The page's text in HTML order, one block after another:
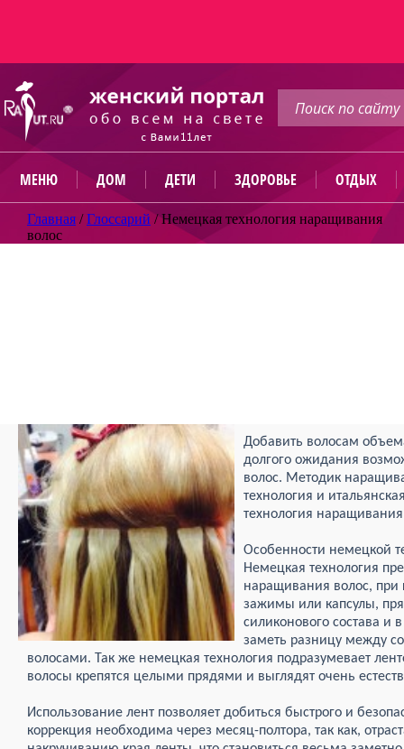
МЕНЮ ДОМ ДЕТИ ЗДОРОВЬЕ ОТДЫХ
Главная /Глоссарий /Немецкая технология наращивания
волос
Добавить волосам
долгого ожидания
волос. Методик
технология и
технология
Особенности немецкой
Немецкая технология
наращивания волос, при
зажимы или капсулы,
силиконового состава и
заметь разницу между
волосами. Так же немецкая технология подразумевает
волосы крепятся целыми прядями и выглядят очень
Использование лент позволяет добиться быстрого и
коррекция необходима через месяц-полтора, так как,